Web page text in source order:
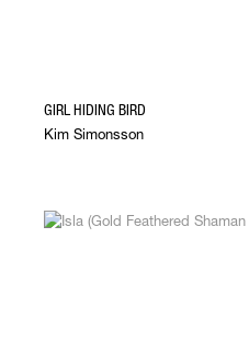
GIRL HIDING BIRD
Kim Simonsson